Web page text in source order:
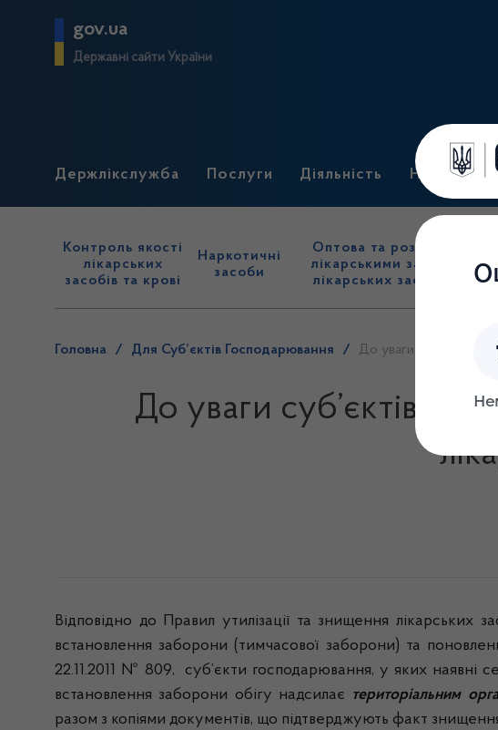
gov.ua
Державні сайти України
Держлікслужба Послуги Діяльність
Контроль якості
лікарських
засобів та крові
Наркотичні
засоби
Оптова та роздрібна
лікарськими засобами,
лікарських засобів
Головна / Для Суб’єктів Господарювання / До уваги суб’єктів
До уваги суб’єктів
Відповідно до Правил утилізації та знищення
встановлення заборони (тимчасової заборони) та
22.11.2011 № 809, суб’єкти господарювання, у яких наявні
встановлення заборони обігу надсилає територіальним
разом з копіями документів, що підтверджують факт